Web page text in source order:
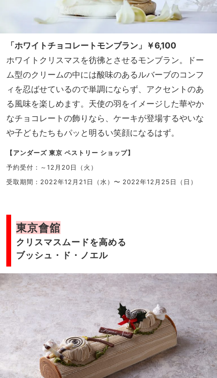
「ホワイトチョコレートモンブラン」￥6,100
ホワイトクリスマスを彷彿とさせるモンブラン。ドー
ム型のクリームの中には酸味のあるルバーブのコンフ
ィを忍ばせているので単調にならず、アクセントのあ
る風味を楽しめます。天使の羽をイメージした華やか
なチョコレートの飾りなら、ケーキが登場するやいな
や子どもたちもパッと明るい笑顔になるはず。
【アンダーズ 東京 ペストリー ショップ】
予約受付：～12月20日（火）
受取期間：2022年12月21日（水）〜 2022年12月25日（日）
東京會舘
クリスマスムードを高める
ブッシュ・ド・ノエル